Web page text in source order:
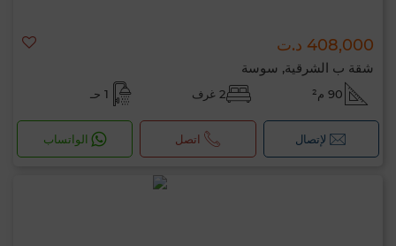
408,000 د.ت
شقة ب الشرقية, سوسة
90 م² 2 غرف 1 حـ
لإتصال اتصل الواتساب